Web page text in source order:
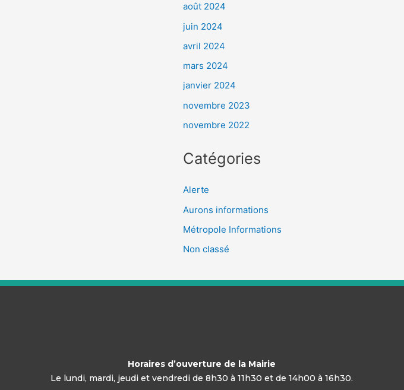
août 2024
juin 2024
avril 2024
mars 2024
janvier 2024
novembre 2023
novembre 2022
Catégories
Alerte
Aurons informations
Métropole Informations
Non classé
Horaires d’ouverture de la Mairie
Le lundi, mardi, jeudi et vendredi de 8h30 à 11h30 et de 14h00 à 16h30.